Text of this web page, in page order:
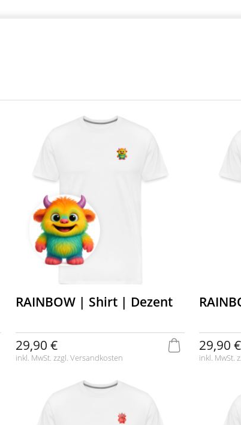
RAINBOW | Shirt | Dezent
29,90 €
inkl. MwSt. zzgl. Versandkosten
29,90 €
inkl. MwSt.